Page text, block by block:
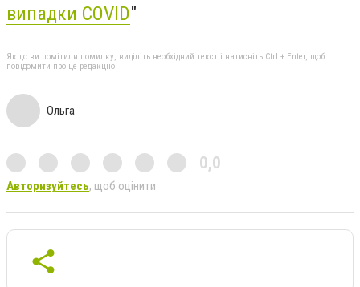
випадки COVID"
Якщо ви помітили помилку, виділіть необхідний текст і натисніть Ctrl + Enter, щоб
повідомити про це редакцію
Ольга
0,0
Авторизуйтесь, щоб оцінити